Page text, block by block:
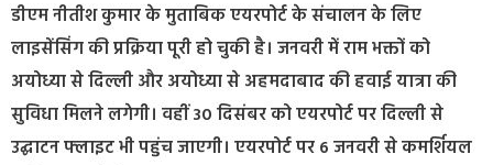
डीएम नीतीश कुमार के मुताबिक एयरपोर्ट के संचालन के लिए
लाइसेंसिंग की प्रक्रिया पूरी हो चुकी है। जनवरी में राम भक्तों को
अयोध्या से दिल्ली और अयोध्या से अहमदाबाद की हवाई यात्रा की
सुविधा मिलने लगेगी। वहीं 30 दिसंबर को एयरपोर्ट पर दिल्ली से
उद्घाटन फ्लाइट भी पहुंच जाएगी। एयरपोर्ट पर 6 जनवरी से कमर्शियल